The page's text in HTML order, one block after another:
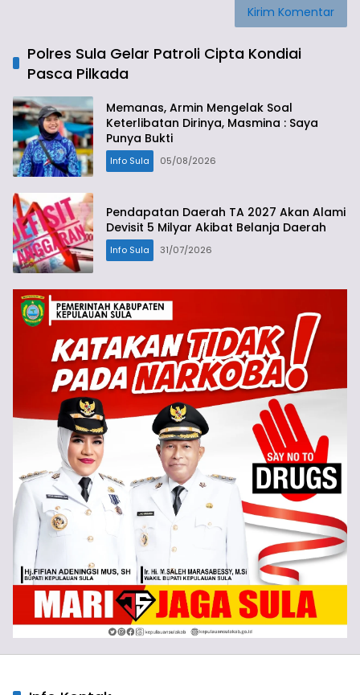
Polres Sula Gelar Patroli Cipta Kondiai
Pasca Pilkada
Memanas, Armin Mengelak Soal
Keterlibatan Dirinya, Masmina : Saya
Punya Bukti
Info Sula 05/08/2026
Pendapatan Daerah TA 2027 Akan Alami
Devisit 5 Milyar Akibat Belanja Daerah
Info Sula 31/07/2026